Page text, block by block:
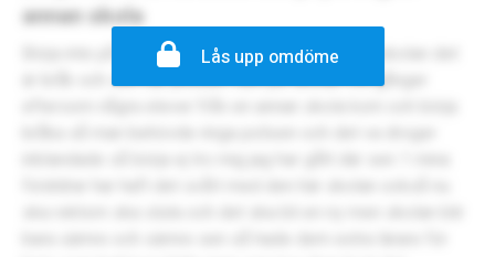
annan skola
Börja inte på skolan tro mig jag har gått på den skolan det
är bråk och sen har polisen varit på skolan två gånger
Lås upp omdöme